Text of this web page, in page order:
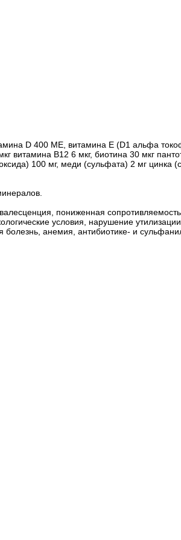
D 400 ME, витамина Е (D1 альфа
витамина В12 6 мкг, биотина 30 мкг
100 мг, меди (сульфата) 2 мг цинка
пониженная
условия, нарушение
болезнь, анемия, антибиотике- и